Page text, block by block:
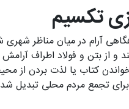
تکسیم
آرام در میان مناظر
و از بتن و فولاد اطراف
کتاب یا لذت بردن از
تجمع مردم محلی تبدیل